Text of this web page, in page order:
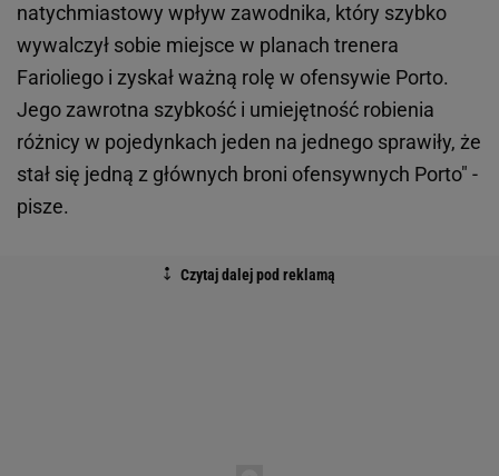
natychmiastowy wpływ zawodnika, który szybko
wywalczył sobie miejsce w planach trenera
Farioliego i zyskał ważną rolę w ofensywie Porto.
Jego zawrotna szybkość i umiejętność robienia
różnicy w pojedynkach jeden na jednego sprawiły, że
stał się jedną z głównych broni ofensywnych Porto" -
pisze.